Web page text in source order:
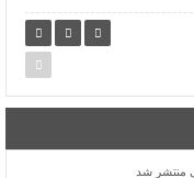
منتشر شد